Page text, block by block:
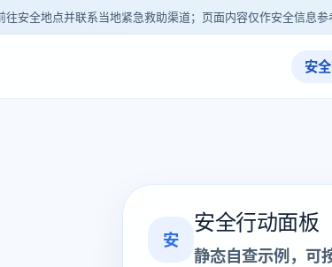
安全地点并联系当地紧急救助渠道；页面内容仅作安全信息参
安
安
安全行动面板
静态自查示例，可